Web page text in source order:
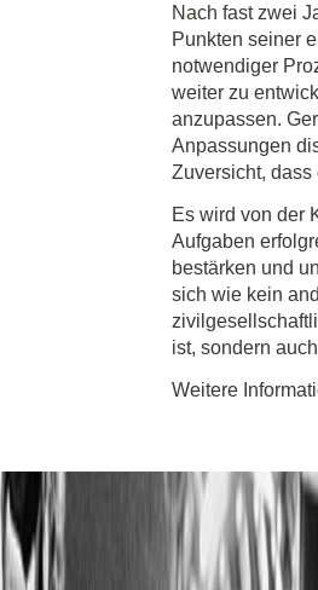
Nach fast zwei
Punkten seiner
notwendiger
weiter zu
anzupassen.
Anpassungen
Zuversicht,
Es wird von der
Aufgaben
bestärken und
sich wie kein
ist, sondern
Weitere